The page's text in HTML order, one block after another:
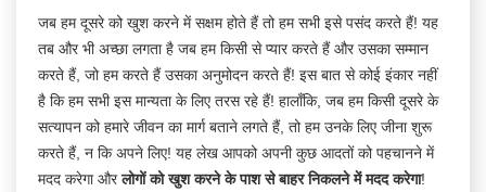
जब हम दूसरे को खुश करने में सक्षम होते हैं तो हम सभी इसे पसंद करते हैं! यह
तब और भी अच्छा लगता है जब हम किसी से प्यार करते हैं और उसका सम्मान
करते हैं, जो हम करते हैं उसका अनुमोदन करते हैं! इस बात से कोई इंकार नहीं
है कि हम सभी इस मान्यता के लिए तरस रहे हैं! हालाँकि, जब हम किसी दूसरे के
सत्यापन को हमारे जीवन का मार्ग बताने लगते हैं, तो हम उनके लिए जीना शुरू
करते हैं, न कि अपने लिए! यह लेख आपको अपनी कुछ आदतों को पहचानने में
मदद करेगा औरलोगों को खुश करने के पाश से बाहर निकलने में मदद करेगा!